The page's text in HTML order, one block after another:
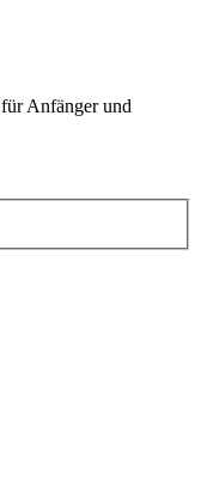
Anfänger und